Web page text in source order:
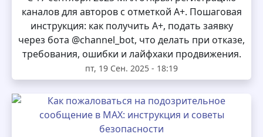
каналов для авторов с отметкой А+. Пошаговая
инструкция: как получить А+, подать заявку
через бота @channel_bot, что делать при отказе,
требования, ошибки и лайфхаки продвижения.
пт, 19 Сен. 2025 - 18:19